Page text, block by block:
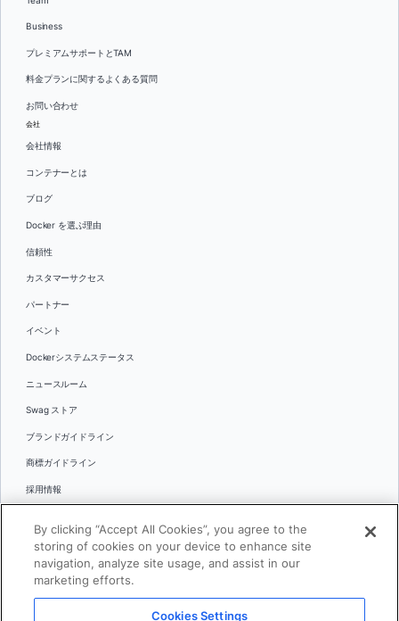
Business
プレミアムサポートとTAM
料金プランに関するよくある質問
お問い合わせ
会社
会社情報
コンテナーとは
ブログ
Docker を選ぶ理由
信頼性
カスタマーサクセス
パートナー
イベント
Dockerシステムステータス
ニュースルーム
Swag ストア
ブランドガイドライン
商標ガイドライン
採用情報
言語
日本語
By clicking “Accept All Cookies”, you agree to the
storing of cookies on your device to enhance site
navigation, analyze site usage, and assist in our
marketing efforts.
Cookies Settings